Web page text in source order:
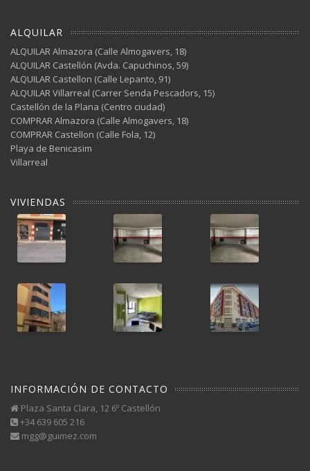
ALQUILAR
ALQUILAR Almazora (Calle Almogavers, 18)
ALQUILAR Castellón (Avda. Capuchinos, 59)
ALQUILAR Castellon (Calle Lepanto, 91)
ALQUILAR Villarreal (Carrer Senda Pescadors, 15)
Castellón de la Plana (Centro ciudad)
COMPRAR Almazora (Calle Almogavers, 18)
COMPRAR Castellon (Calle Fola, 12)
Playa de Benicasim
Villarreal
VIVIENDAS
INFORMACIÓN DE CONTACTO
Plaza Santa Clara, 12 6º Castellón
+34 639 605 216
mgg@guimez.com